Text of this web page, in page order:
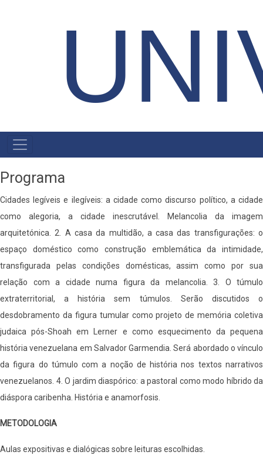
MENU
PRIMÁRIO
Programa
Cidades legíveis e ilegíveis: a cidade como discurso político, a cidade
como alegoria, a cidade inescrutável. Melancolia da imagem
arquitetónica. 2. A casa da multidão, a casa das transfigurações: o
espaço doméstico como construção emblemática da intimidade,
transfigurada pelas condições domésticas, assim como por sua
relação com a cidade numa figura da melancolia. 3. O túmulo
extraterritorial, a história sem túmulos. Serão discutidos o
desdobramento da figura tumular como projeto de memória coletiva
judaica pós-Shoah em Lerner e como esquecimento da pequena
história venezuelana em Salvador Garmendia. Será abordado o vínculo
da figura do túmulo com a noção de história nos textos narrativos
venezuelanos. 4. O jardim diaspórico: a pastoral como modo híbrido da
diáspora caribenha. História e anamorfosis.
METODOLOGIA
Aulas expositivas e dialógicas sobre leituras escolhidas.